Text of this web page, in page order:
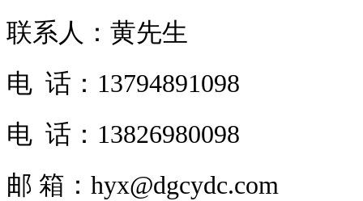
联系人：黄先生
电 话：13794891098
电 话： 13826980098
邮 箱：hyx@dgcydc.com